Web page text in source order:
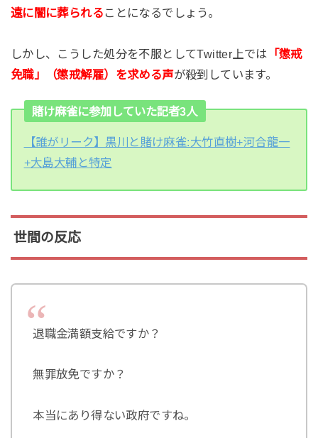
遠に闇に葬られる ことになるでしょう。
しかし、こうした処分を不服としてTwitter上では 「懲戒
免職」（懲戒解雇）を求める声が殺到しています。
賭け麻雀に参加していた記者3人
【誰がリーク】黒川と賭け麻雀:大竹直樹+河合龍一
+大島大輔と特定
世間の反応
退職金満額支給ですか？
無罪放免ですか？
本当にあり得ない政府ですね。